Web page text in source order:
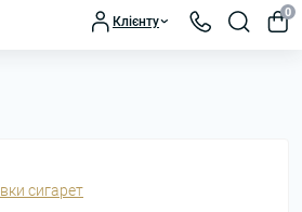
Клієнту
0
сигарет